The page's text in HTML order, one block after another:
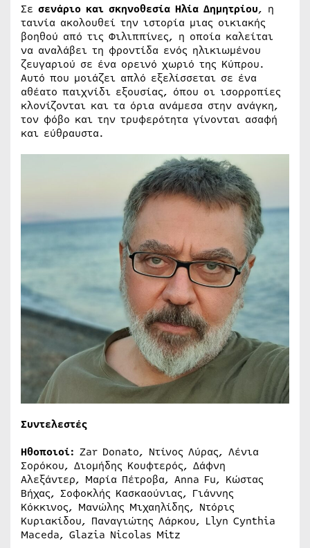
Σε σενάριο και σκηνοθεσία Ηλία Δημητρίου, η
ταινία ακολουθεί την ιστορία μιας οικιακής
βοηθού από τις Φιλιππίνες, η οποία καλείται
να αναλάβει τη φροντίδα ενός ηλικιωμένου
ζευγαριού σε ένα ορεινό χωριό της Κύπρου.
Αυτό που μοιάζει απλό εξελίσσεται σε ένα
αθέατο παιχνίδι εξουσίας, όπου οι ισορροπίες
κλονίζονται και τα όρια ανάμεσα στην ανάγκη,
τον φόβο και την τρυφερότητα γίνονται ασαφή
και εύθραυστα.
Συντελεστές
Ηθοποιοί: Zar Donato, Ντίνος Λύρας, Λένια
Σορόκου, Διομήδης Κουφτερός, Δάφνη
Αλεξάντερ, Μαρία Πέτροβα, Anna Fu, Κώστας
Βήχας, Σοφοκλής Κασκαούνιας, Γιάννης
Κόκκινος, Μανώλης Μιχαηλίδης, Ντόρις
Κυριακίδου, Παναγιώτης Λάρκου, Llyn Cynthia
Maceda, Glazia Nicolas Mitz